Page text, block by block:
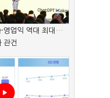
영업익 역대 최대…
관건